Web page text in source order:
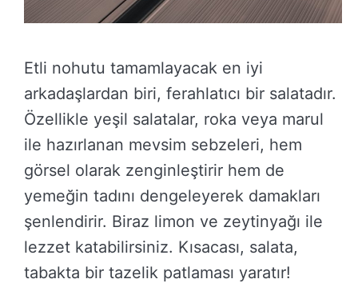
Etli nohutu tamamlayacak en iyi
arkadaşlardan biri, ferahlatıcı bir salatadır.
Özellikle yeşil salatalar, roka veya marul
ile hazırlanan mevsim sebzeleri, hem
görsel olarak zenginleştirir hem de
yemeğin tadını dengeleyerek damakları
şenlendirir. Biraz limon ve zeytinyağı ile
lezzet katabilirsiniz. Kısacası, salata,
tabakta bir tazelik patlaması yaratır!